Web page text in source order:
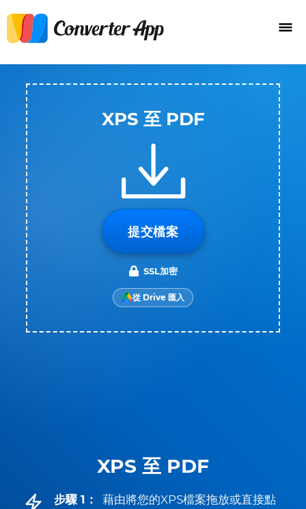
XPS 至 PDF
步驟 1：
藉由將您的XPS檔案拖放或直接點
XPS 至 PDF
提交檔案
SSL加密
從 Drive 匯入